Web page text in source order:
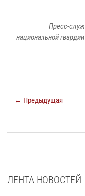
Пресс-
национальной
← Предыдущая
ЛЕНТА НОВОСТЕЙ